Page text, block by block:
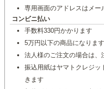
専用画面のアドレスはメー
コンビニ払い
手数料330円かかります
5万円以下の商品になります
法人様のご注文の場合は、
振込用紙はヤマトクレジッ
きます